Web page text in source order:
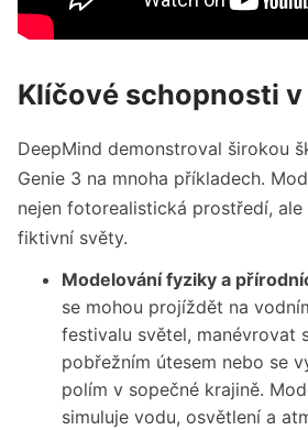
Klíčové schopnosti
DeepMind demonstroval širokou
Genie 3 na mnoha příkladech.
nejen fotorealistická prostředí, ale
fiktivní světy.
Modelování fyziky a
se mohou projíždět na
festivalu světel, manévrovat
pobřežním útesem nebo se
polím v sopečné krajině.
simuluje vodu, osvětlení a